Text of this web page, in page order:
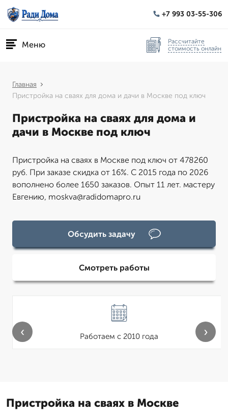
+7 993 03-55-306
Меню
Рассчитайте
стоимость онлайн
Главная
Пристройка на сваях для дома и дачи в Москве под ключ
Пристройка на сваях для дома и
дачи в Москве под ключ
Пристройка на сваях в Москве под ключ от 478260
руб. При заказе скидка от 16%. С 2015 года по 2026
вополнено более 1650 заказов. Опыт 11 лет. мастеру
Евгению, moskva@radidomapro.ru
Обсудить задачу
Смотреть работы
Работаем с 2010 года
‹ ›
Пристройка на сваях в Москве